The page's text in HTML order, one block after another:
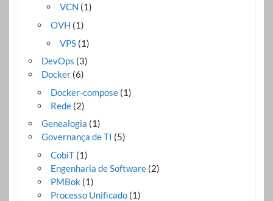
VCN (1)
OVH (1)
VPS (1)
DevOps (3)
Docker(6)
Docker-compose(1)
Rede(2)
Genealogia (1)
Governança de TI (5)
CobiT(1)
Engenharia de Software(2)
PMBok (1)
Processo Unificado(1)